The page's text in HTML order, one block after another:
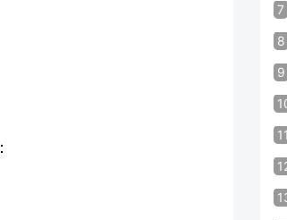
7
8
9
11